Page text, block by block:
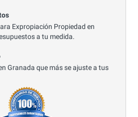
Expropiación Propiedad en
a tu medida.
Granada que más se ajuste a tus